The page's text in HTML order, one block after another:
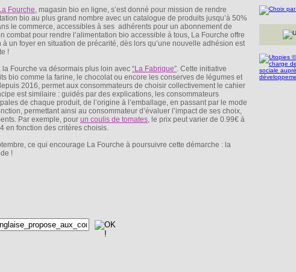
Fourche, magasin bio en ligne, s’est donné pour mission de rendre
bio au plus grand nombre avec un catalogue de produits jusqu’à 50%
le commerce, accessibles à ses adhérents pour un abonnement de
combat pour rendre l’alimentation bio accessible à tous, La Fourche offre
un foyer en situation de précarité, dès lors qu’une nouvelle adhésion est
!
Fourche va désormais plus loin avec “La Fabrique”. Cette initiative
bio comme la farine, le chocolat ou encore les conserves de légumes et
2016, permet aux consommateurs de choisir collectivement le cahier
est similaire : guidés par des explications, les consommateurs
de chaque produit, de l’origine à l’emballage, en passant par le mode
permettant ainsi au consommateur d’évaluer l’impact de ses choix,
Par exemple, pour un coulis de tomates, le prix peut varier de 0.99€ à
en fonction des critères choisis.
ce qui encourage La Fourche à poursuivre cette démarche : la
!